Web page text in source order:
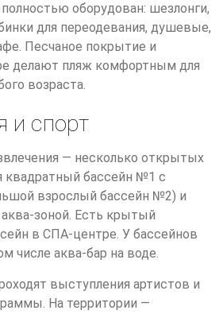
оборудован: шезлонги,
для переодевания, душевые,
Песчаное покрытие и
делают пляж комфортным для
возраста.
и спорт
— несколько открытых
квадратный бассейн №1 с
взрослый бассейн №2) и
зоной. Есть крытый
в СПА-центре. У бассейнов
числе аква-бар на воде.
выступления артистов и
На территории —